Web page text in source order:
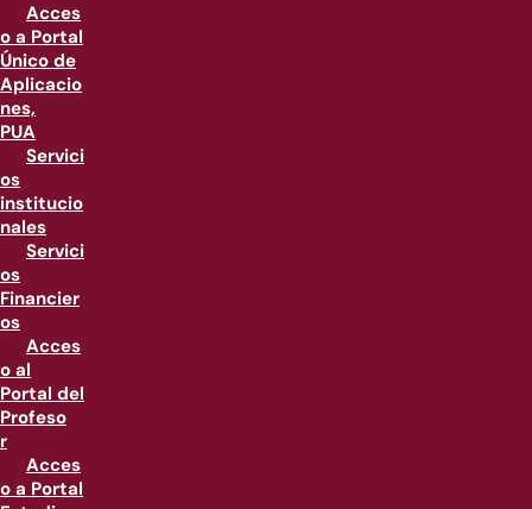
Acces
o a Portal
Único de
Aplicacio
nes,
PUA
Servici
os
institucio
nales
Servici
os
Financier
os
Acces
o al
Portal del
Profeso
r
Acces
o a Portal